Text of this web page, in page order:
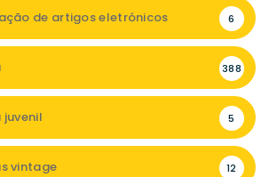
de artigos eletrónicos 6
388
juvenil 5
vintage 12